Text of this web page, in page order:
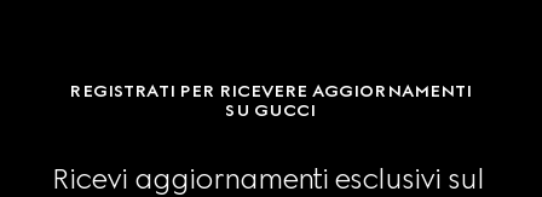
REGISTRATI PER RICEVERE AGGIORNAMENTI
SU GUCCI
Ricevi aggiornamenti esclusivi sul